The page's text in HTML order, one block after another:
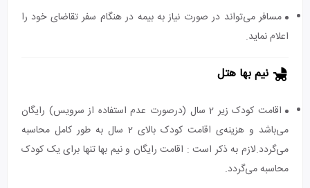
مسافر می‌تواند در صورت نیاز به بیمه در هنگام سفر تقاضای خود را
اعلام نماید.
نیم بها هتل
اقامت کودک زیر 2 سال (درصورت عدم استفاده از سرویس) رایگان
می‌باشد و هزینه‌ی اقامت کودک بالای 2 سال به طور کامل محاسبه
می‌گردد.لازم به ذکر است : اقامت رایگان و نیم بها تنها برای یک کودک
محاسبه می‌گردد.